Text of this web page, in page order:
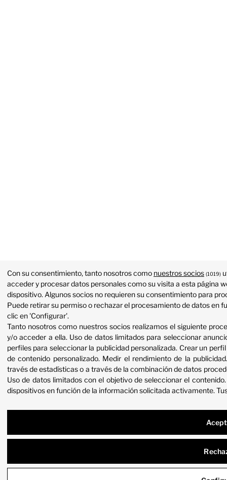
Con su consentimiento, tanto nosotros como nuestros socios (1019)
acceder y procesar datos personales como su visita a esta página
dispositivo. Algunos socios no requieren su consentimiento para
Puede retirar su permiso o rechazar el procesamiento de datos en
clic en 'Configurar'.
Tanto nosotros como nuestros socios realizamos el siguiente
y/o acceder a ella. Uso de datos limitados para seleccionar
perfiles para seleccionar la publicidad personalizada. Crear un
de contenido personalizado. Medir el rendimiento de la publicidad
través de estadísticas o a través de la combinación de datos
Uso de datos limitados con el objetivo de seleccionar el contenido
dispositivos en función de la información solicitada activamente.